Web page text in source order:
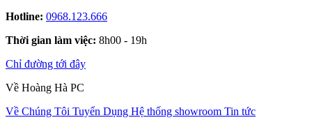
Hotline: 0968.123.666
Thời gian làm việc: 8h00 - 19h
Chỉ đường tới đây
Về Hoàng Hà PC
Về Chúng Tôi Tuyển Dụng Hệ thống showroom Tin tức